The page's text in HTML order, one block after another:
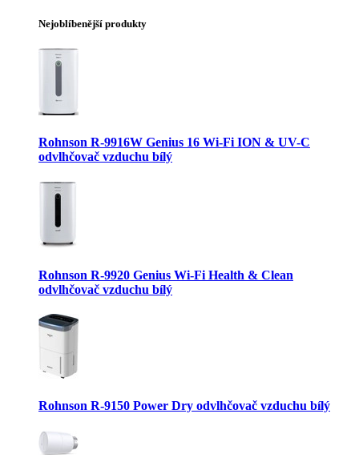
Nejoblíbenější produkty
Rohnson R-9916W Genius 16 Wi-Fi ION & UV-C
odvlhčovač vzduchu bílý
Rohnson R-9920 Genius Wi-Fi Health & Clean
odvlhčovač vzduchu bílý
Rohnson R-9150 Power Dry odvlhčovač vzduchu bílý